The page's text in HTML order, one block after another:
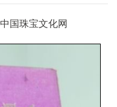
中国珠宝文化网